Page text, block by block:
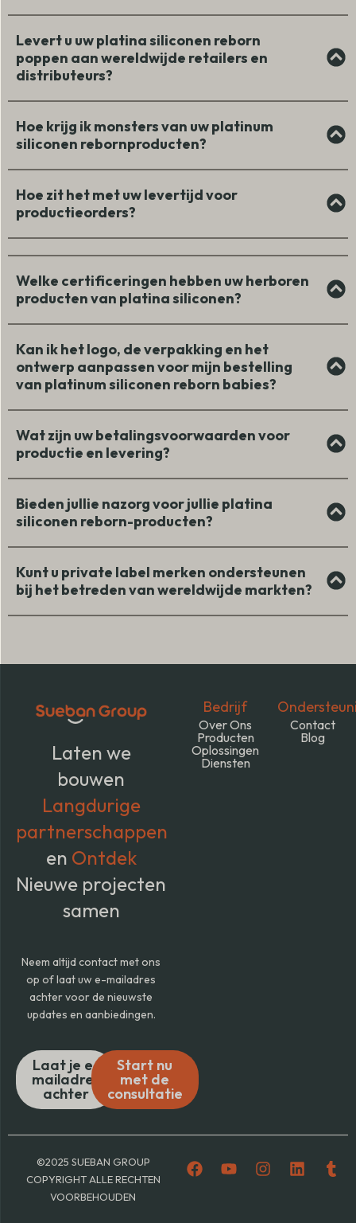
Levert u uw platina siliconen reborn
poppen aan wereldwijde retailers en
distributeurs?
Hoe krijg ik monsters van uw platinum
siliconen rebornproducten?
Hoe zit het met uw levertijd voor
productieorders?
Welke certificeringen hebben uw herboren
producten van platina siliconen?
Kan ik het logo, de verpakking en het
ontwerp aanpassen voor mijn bestelling
van platinum siliconen reborn babies?
Wat zijn uw betalingsvoorwaarden voor
productie en levering?
Bieden jullie nazorg voor jullie platina
siliconen reborn-producten?
Kunt u private label merken ondersteunen
bij het betreden van wereldwijde markten?
Laten we
bouwen
Langdurige
partnerschappen
en Ontdek
Nieuwe projecten
samen
Neem altijd contact met ons
op of laat uw e-mailadres
achter voor de nieuwste
updates en aanbiedingen.
Laat je e-
mailadres
achter
Start nu
met de
consultatie
Bedrijf
Over Ons
Producten
Oplossingen
Diensten
Contact
Blog
©2025 SUEBAN GROUP
COPYRIGHT ALLE RECHTEN
VOORBEHOUDEN
F
a
Y
o
I
n
L
i
T
u